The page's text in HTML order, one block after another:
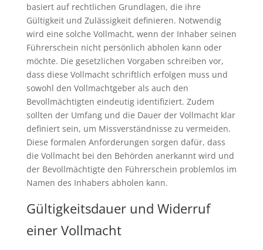
basiert auf rechtlichen Grundlagen, die ihre
Gültigkeit und Zulässigkeit definieren. Notwendig
wird eine solche Vollmacht, wenn der Inhaber seinen
Führerschein nicht persönlich abholen kann oder
möchte. Die gesetzlichen Vorgaben schreiben vor,
dass diese Vollmacht schriftlich erfolgen muss und
sowohl den Vollmachtgeber als auch den
Bevollmächtigten eindeutig identifiziert. Zudem
sollten der Umfang und die Dauer der Vollmacht klar
definiert sein, um Missverständnisse zu vermeiden.
Diese formalen Anforderungen sorgen dafür, dass
die Vollmacht bei den Behörden anerkannt wird und
der Bevollmächtigte den Führerschein problemlos im
Namen des Inhabers abholen kann.
Gültigkeitsdauer und Widerruf
einer Vollmacht